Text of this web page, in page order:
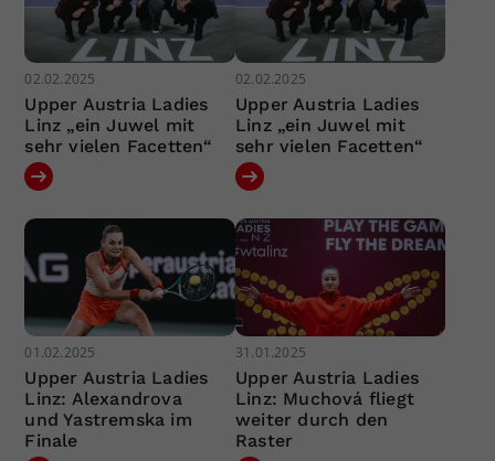
02.02.2025
Upper Austria Ladies
Linz „ein Juwel mit
sehr vielen Facetten“
02.02.2025
Upper Austria Ladies
Linz „ein Juwel mit
sehr vielen Facetten“
01.02.2025
Upper Austria Ladies
Linz: Alexandrova
und Yastremska im
Finale
31.01.2025
Upper Austria Ladies
Linz: Muchová fliegt
weiter durch den
Raster